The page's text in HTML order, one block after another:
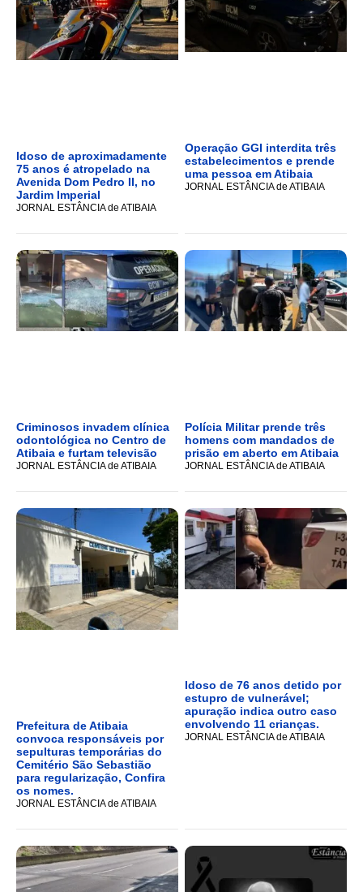
Idoso de aproximadamente
75 anos é atropelado na
Avenida Dom Pedro II, no
Jardim Imperial
JORNAL ESTÂNCIA de ATIBAIA
Operação GGI interdita três
estabelecimentos e prende
uma pessoa em Atibaia
JORNAL ESTÂNCIA de ATIBAIA
Criminosos invadem clínica
odontológica no Centro de
Atibaia e furtam televisão
JORNAL ESTÂNCIA de ATIBAIA
Polícia Militar prende três
homens com mandados de
prisão em aberto em Atibaia
JORNAL ESTÂNCIA de ATIBAIA
Prefeitura de Atibaia
convoca responsáveis por
sepulturas temporárias do
Cemitério São Sebastião
para regularização, Confira
os nomes.
JORNAL ESTÂNCIA de ATIBAIA
Idoso de 76 anos detido por
estupro de vulnerável;
apuração indica outro caso
envolvendo 11 crianças.
JORNAL ESTÂNCIA de ATIBAIA